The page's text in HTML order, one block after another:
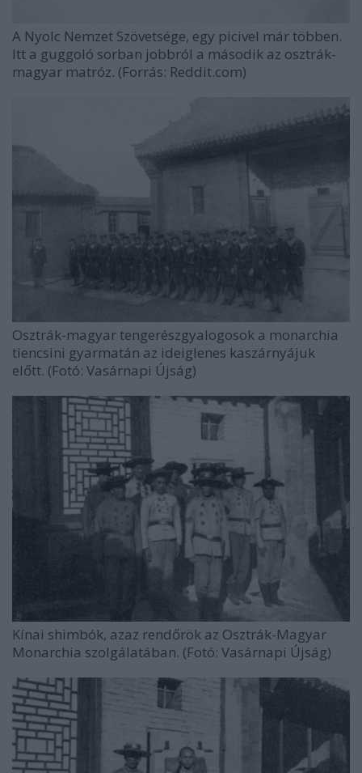
A Nyolc Nemzet Szövetsége, egy picivel már többen.
Itt a guggoló sorban jobbról a második az osztrák-
magyar matróz. (Forrás: Reddit.com)
Osztrák-magyar tengerészgyalogosok a monarchia
tiencsini gyarmatán az ideiglenes kaszárnyájuk
előtt. (Fotó: Vasárnapi Újság)
Kínai shimbók, azaz rendőrök az Osztrák-Magyar
Monarchia szolgálatában. (Fotó: Vasárnapi Újság)